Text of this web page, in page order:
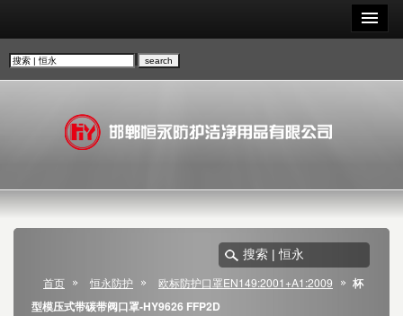
首页 恒永防护 欧标防护口罩EN149:2001+A1:2009
杯
型模压式带碳带阀口罩-HY9626 FFP2D